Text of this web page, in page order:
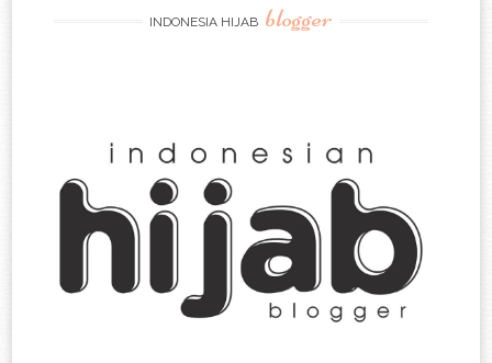
INDONESIA HIJAB blogger